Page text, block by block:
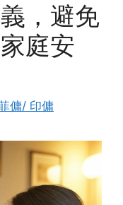
，避免
庭安
傭/ 印傭